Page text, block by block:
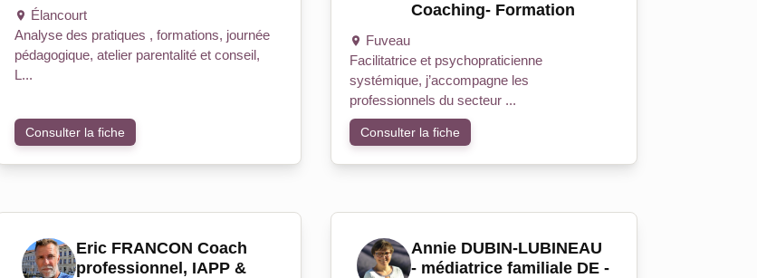
Élancourt
Analyse des pratiques , formations, journée
pédagogique, atelier parentalité et conseil,
L...
Consulter la fiche
Coaching- Formation
Fuveau
Facilitatrice et psychopraticienne
systémique, j’accompagne les
professionnels du secteur ...
Consulter la fiche
Eric FRANCON Coach
professionnel, IAPP &
Annie DUBIN-LUBINEAU
- médiatrice familiale DE -